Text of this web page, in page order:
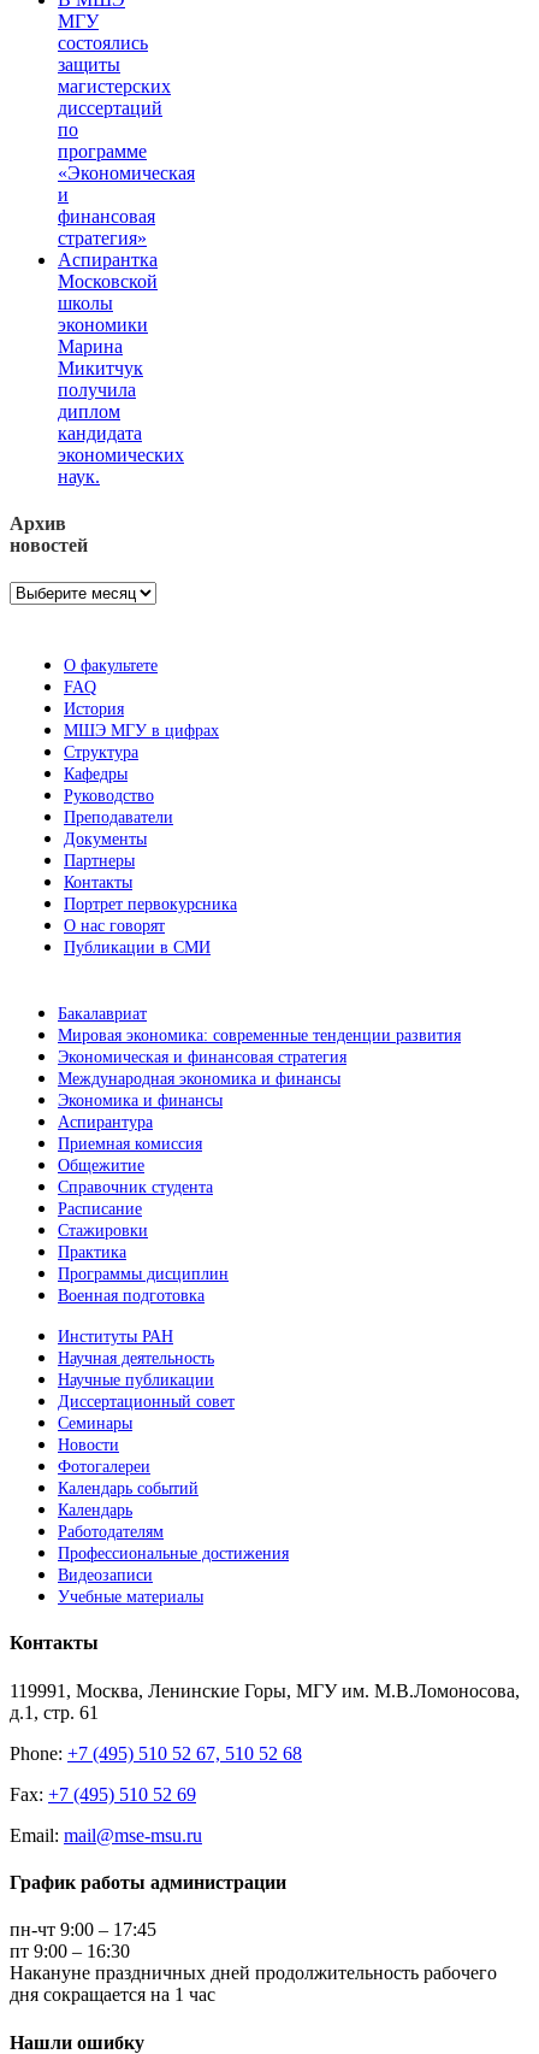
МГУ
состоялись
защиты
магистерских
диссертаций
по
программе
«Экономическая
и
финансовая
стратегия»
Аспирантка
Московской
школы
экономики
Марина
Микитчук
получила
диплом
кандидата
экономических
наук.
Архив
новостей
Архив
О факультете
FAQ
История
МШЭ МГУ в цифрах
Структура
Кафедры
Руководство
Преподаватели
Документы
Партнеры
Контакты
Портрет первокурсника
О нас говорят
Публикации в СМИ
Бакалавриат
Мировая экономика: современные тенденции развития
Экономическая и финансовая стратегия
Международная экономика и финансы
Экономика и финансы
Аспирантура
Приемная комиссия
Общежитие
Справочник студента
Расписание
Стажировки
Практика
Программы дисциплин
Военная подготовка
Институты РАН
Научная деятельность
Научные публикации
Диссертационный совет
Семинары
Новости
Фотогалереи
Календарь событий
Календарь
Работодателям
Профессиональные достижения
Видеозаписи
Учебные материалы
Контакты
119991, Москва, Ленинские Горы, МГУ им. М.В.Ломоносова,
д.1, стр. 61
Phone: +7 (495) 510 52 67, 510 52 68
Fax: +7 (495) 510 52 69
Email: mail@mse-msu.ru
График работы администрации
пн-чт 9:00 – 17:45
пт 9:00 – 16:30
Накануне праздничных дней продолжительность рабочего
дня сокращается на 1 час
Нашли ошибку